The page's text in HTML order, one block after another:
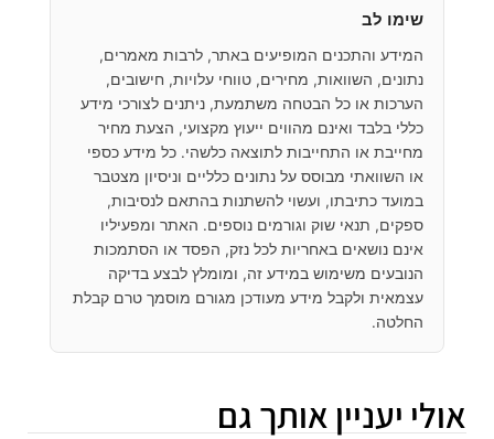
שימו לב
המידע והתכנים המופיעים באתר, לרבות מאמרים,
נתונים, השוואות, מחירים, טווחי עלויות, חישובים,
הערכות או כל הבטחה משתמעת, ניתנים לצורכי מידע
כללי בלבד ואינם מהווים ייעוץ מקצועי, הצעת מחיר
מחייבת או התחייבות לתוצאה כלשהי. כל מידע כספי
או השוואתי מבוסס על נתונים כלליים וניסיון מצטבר
במועד כתיבתו, ועשוי להשתנות בהתאם לנסיבות,
ספקים, תנאי שוק וגורמים נוספים. האתר ומפעיליו
אינם נושאים באחריות לכל נזק, הפסד או הסתמכות
הנובעים משימוש במידע זה, ומומלץ לבצע בדיקה
עצמאית ולקבל מידע מעודכן מגורם מוסמך טרם קבלת
החלטה.
אולי יעניין אותך גם